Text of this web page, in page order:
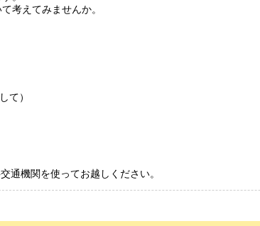
考えてみませんか。
て）
通機関を使ってお越しください。